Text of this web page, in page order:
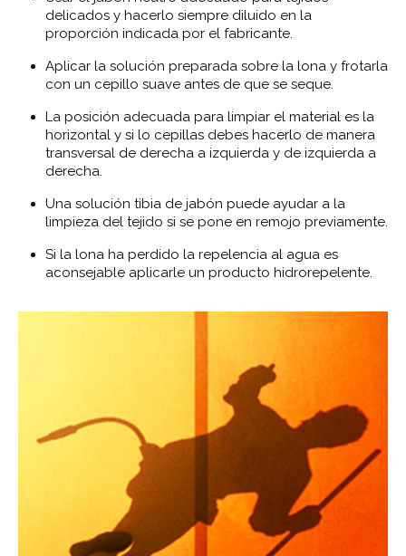
delicados y hacerlo siempre diluido en la
proporción indicada por el fabricante.
Aplicar la solución preparada sobre la lona y frotarla
con un cepillo suave antes de que se seque.
La posición adecuada para limpiar el material es la
horizontal y si lo cepillas debes hacerlo de manera
transversal de derecha a izquierda y de izquierda a
derecha.
Una solución tibia de jabón puede ayudar a la
limpieza del tejido si se pone en remojo previamente.
Si la lona ha perdido la repelencia al agua es
aconsejable aplicarle un producto hidrorepelente.